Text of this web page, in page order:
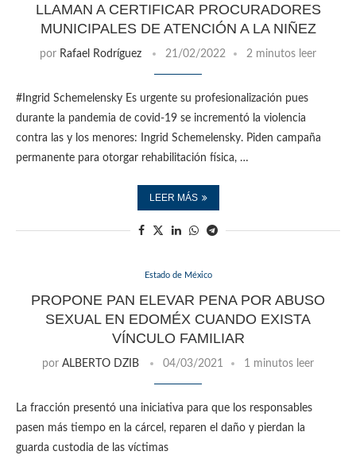
LLAMAN A CERTIFICAR PROCURADORES
MUNICIPALES DE ATENCIÓN A LA NIÑEZ
por Rafael Rodríguez 21/02/2022 2 minutos leer
#Ingrid Schemelensky Es urgente su profesionalización pues
durante la pandemia de covid-19 se incrementó la violencia
contra las y los menores: Ingrid Schemelensky. Piden campaña
permanente para otorgar rehabilitación física, …
LEER MÁS
Estado de México
PROPONE PAN ELEVAR PENA POR ABUSO
SEXUAL EN EDOMÉX CUANDO EXISTA
VÍNCULO FAMILIAR
por ALBERTO DZIB 04/03/2021 1 minutos leer
La fracción presentó una iniciativa para que los responsables
pasen más tiempo en la cárcel, reparen el daño y pierdan la
guarda custodia de las víctimas